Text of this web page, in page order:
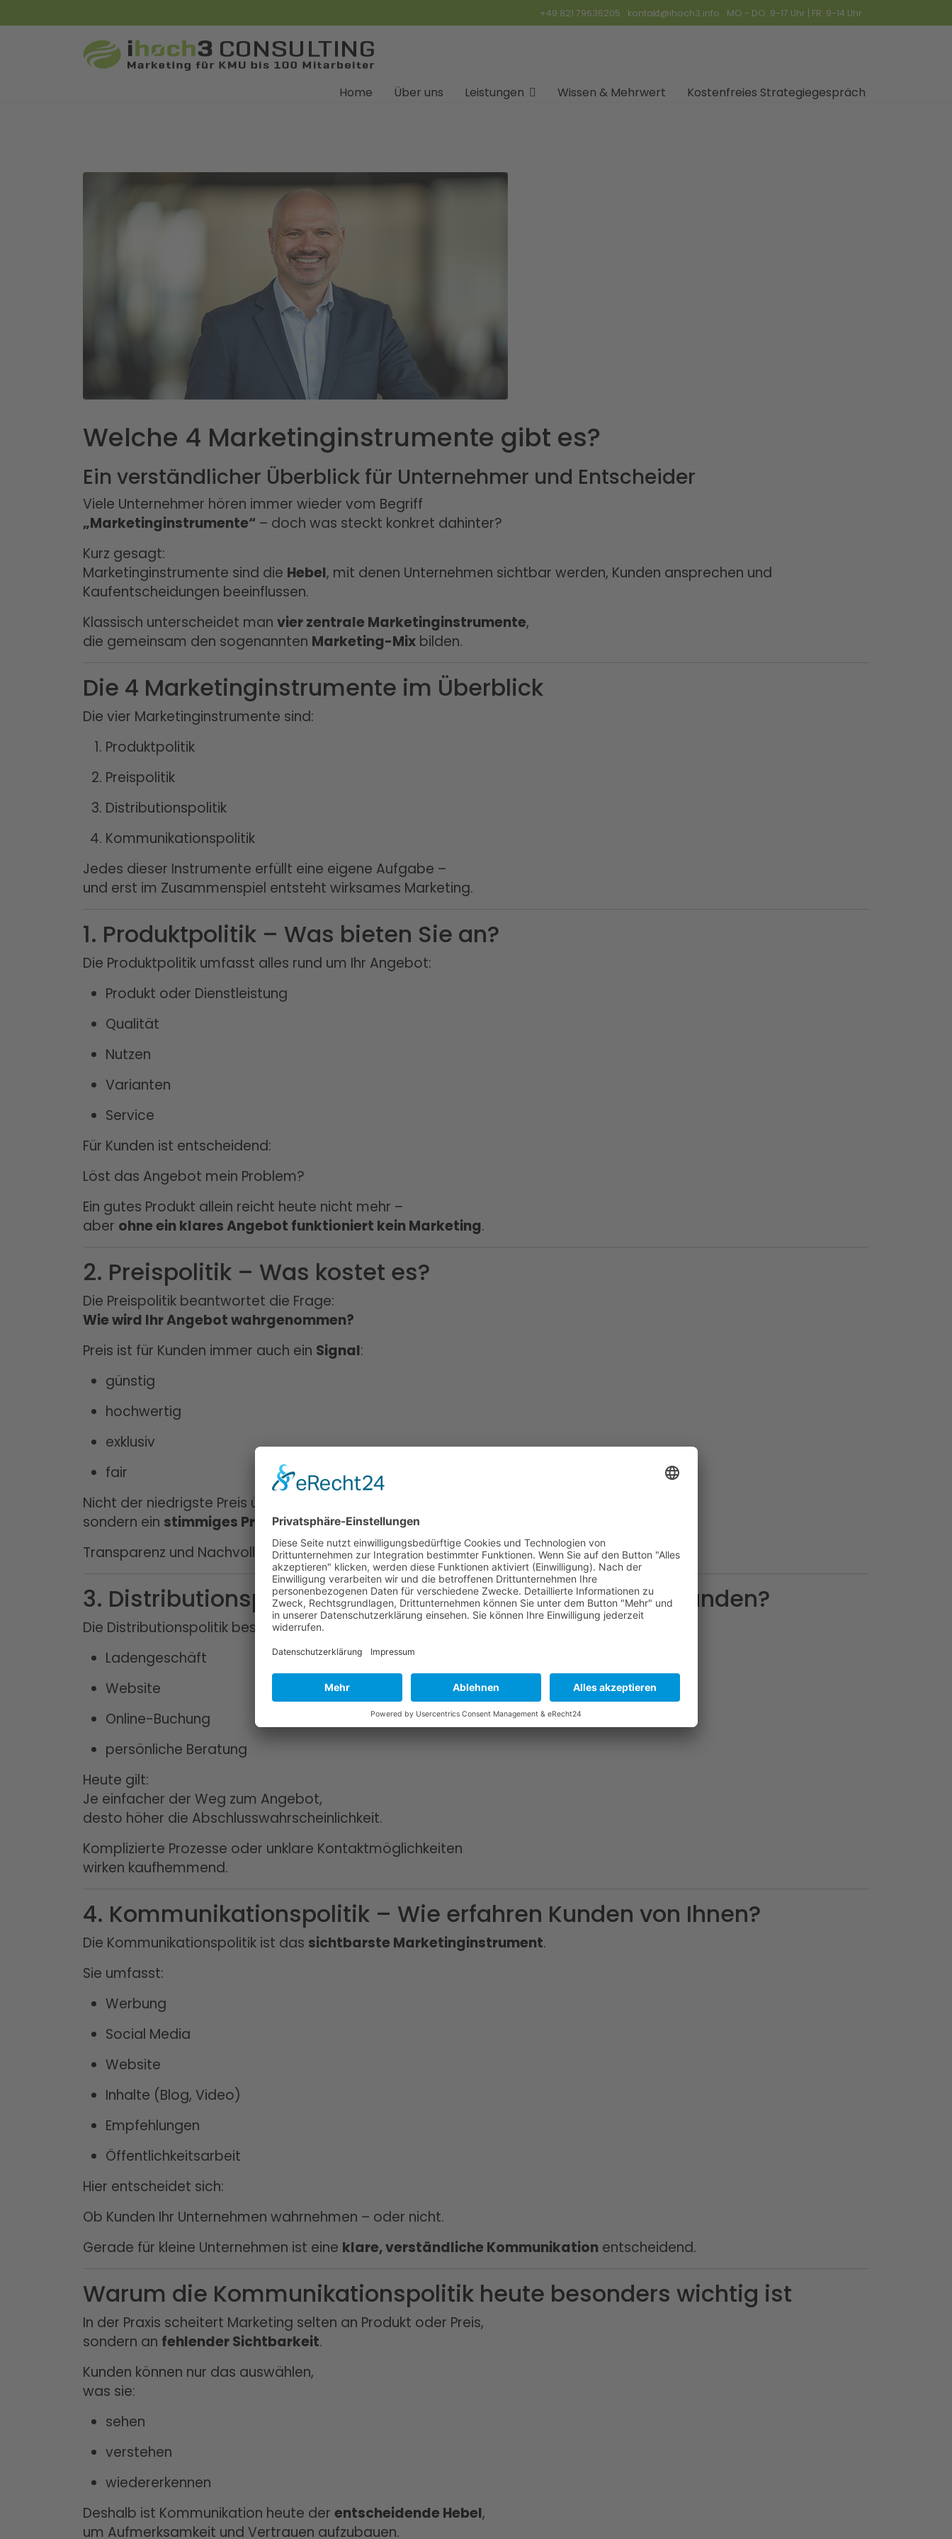
+49 821 79636205 kontakt@ihoch3.info MO - DO: 9-17 Uhr | FR: 9-14 Uhr
Home Über uns Leistungen Wissen & Mehrwert Kostenfreies Strategiegespräch
Welche 4 Marketinginstrumente gibt es?
Ein verständlicher Überblick für Unternehmer und Entscheider
Viele Unternehmer hören immer wieder vom Begriff
„Marketinginstrumente“ – doch was steckt konkret dahinter?
Kurz gesagt:
Marketinginstrumente sind die Hebel, mit denen Unternehmen sichtbar werden, Kunden ansprechen und
Kaufentscheidungen beeinflussen.
Klassisch unterscheidet man vier zentrale Marketinginstrumente,
die gemeinsam den sogenannten Marketing-Mix bilden.
Die 4 Marketinginstrumente im Überblick
Die vier Marketinginstrumente sind:
Produktpolitik
Preispolitik
Distributionspolitik
Kommunikationspolitik
Jedes dieser Instrumente erfüllt eine eigene Aufgabe –
und erst im Zusammenspiel entsteht wirksames Marketing.
1. Produktpolitik – Was bieten Sie an?
Die Produktpolitik umfasst alles rund um Ihr Angebot:
Produkt oder Dienstleistung
Qualität
Nutzen
Varianten
Service
Für Kunden ist entscheidend:
Löst das Angebot mein Problem?
Ein gutes Produkt allein reicht heute nicht mehr –
aber ohne ein klares Angebot funktioniert kein Marketing.
2. Preispolitik – Was kostet es?
Die Preispolitik beantwortet die Frage:
Wie wird Ihr Angebot wahrgenommen?
Preis ist für Kunden immer auch ein Signal:
günstig
hochwertig
exklusiv
fair
Nicht der niedrigste Preis überzeugt,
sondern ein stimmiges Preis-Leistungs-Verhältnis
Transparenz und Nachvollziehbarkeit spielen dabei eine große Rolle.
3. Distributionspolitik – Wie kommt Ihr Angebot zum Kunden?
Die Distributionspolitik beschreibt den Weg vom Unternehmen zum Kunden:
Ladengeschäft
Website
Online-Buchung
persönliche Beratung
Heute gilt:
Je einfacher der Weg zum Angebot,
desto höher die Abschlusswahrscheinlichkeit.
Komplizierte Prozesse oder unklare Kontaktmöglichkeiten
wirken kaufhemmend.
4. Kommunikationspolitik – Wie erfahren Kunden von Ihnen?
Die Kommunikationspolitik ist das sichtbarste Marketinginstrument.
Sie umfasst:
Werbung
Social Media
Website
Inhalte (Blog, Video)
Empfehlungen
Öffentlichkeitsarbeit
Hier entscheidet sich:
Ob Kunden Ihr Unternehmen wahrnehmen – oder nicht.
Gerade für kleine Unternehmen ist eine klare, verständliche Kommunikation entscheidend.
Warum die Kommunikationspolitik heute besonders wichtig ist
In der Praxis scheitert Marketing selten an Produkt oder Preis,
sondern an fehlender Sichtbarkeit.
Kunden können nur das auswählen,
was sie:
sehen
verstehen
wiedererkennen
Deshalb ist Kommunikation heute der entscheidende Hebel,
um Aufmerksamkeit und Vertrauen aufzubauen.